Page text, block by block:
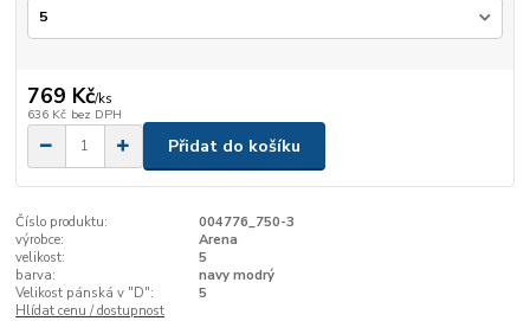
769 Kč/ks
636 Kč bez DPH
Přidat do košíku
Číslo produktu:
004776_750-3
výrobce:
Arena
velikost:
5
barva:
navy modrý
Velikost pánská v "D":
5
Hlídat cenu / dostupnost